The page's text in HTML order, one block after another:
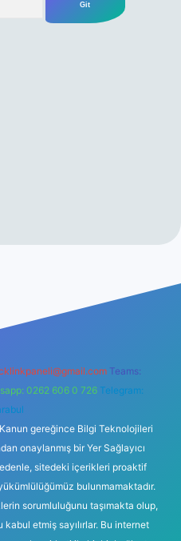
Teams:
0262 606 0 726 Telegram:
Kanun gereğince Bilgi Teknolojileri
onaylanmış bir Yer Sağlayıcı
sitedeki içerikleri proaktif
bulunmamaktadır.
sorumluluğunu taşımakta olup,
etmiş sayılırlar. Bu internet